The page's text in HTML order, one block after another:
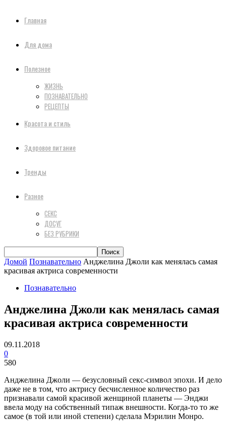
Главная
Для дома
Полезное
ЖИЗНЬ
ПОЗНАВАТЕЛЬНО
РЕЦЕПТЫ
Красота и стиль
Здоровое питание
Тренды
Разное
СЕКС
ДОСУГ
БЕЗ РУБРИКИ
Домой Познавательно Анджелина Джоли как менялась самая
красивая актриса современности
Познавательно
Анджелина Джоли как менялась самая
красивая актриса современности
09.11.2018
0
580
Анджелина Джоли — безусловный секс-символ эпохи. И дело
даже не в том, что актрису бесчисленное количество раз
признавали самой красивой женщиной планеты — Энджи
ввела моду на собственный типаж внешности. Когда-то то же
самое (в той или иной степени) сделала Мэрилин Монро.